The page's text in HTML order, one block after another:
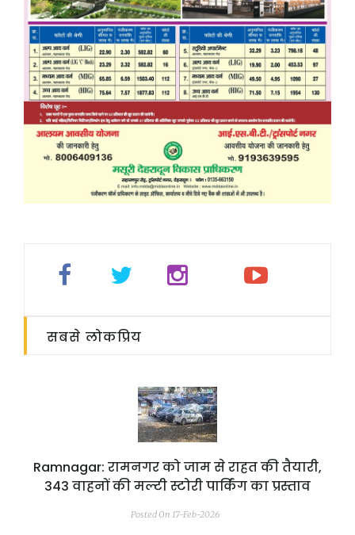
सबसे लोकप्रिय
Ramnagar: रामनगर को जाम से राहत की तैयारी,
343 वाहनों की मल्टी स्टोरी पार्किंग का प्रस्ताव
Posted On 17-Feb-2026